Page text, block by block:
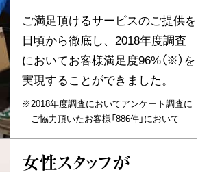
ご満足頂けるサービスのご提供を
日頃から徹底し、2018年度調査
においてお客様満足度96%（※）を
実現することができました。
※2018年度調査においてアンケート調査に
ご協力頂いたお客様「886件」において
女性スタッフが